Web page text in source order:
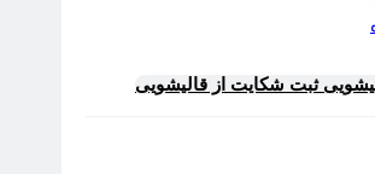
ثبت شکایت از قالیشویی